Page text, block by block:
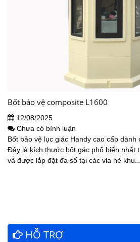
Bốt bảo vệ composite L1600
12/08/2025
Chưa có bình luận
Bốt bảo vệ lục giác Handy cao cấp dành
Đây là kích thước bốt gác phổ biến nhất
và được lắp đặt đa số tại các vỉa hè khu...
HỖ TRỢ